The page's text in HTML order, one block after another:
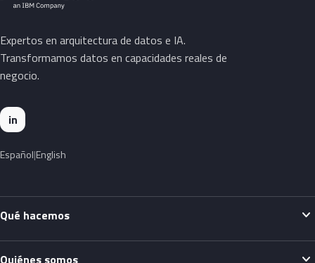
Expertos en arquitectura de datos e IA.
Transformamos datos en capacidades reales de
negocio.
in
Español English
Qué hacemos expand_more
Quiénes somos